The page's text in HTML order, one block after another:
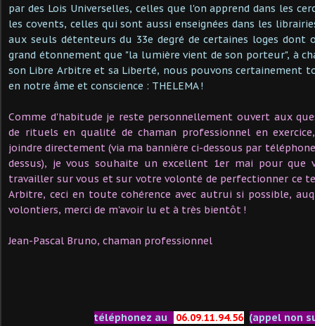
par des Lois Universelles, celles que l'on apprend dans les
les covents, celles qui sont aussi enseignées dans les
aux seuls détenteurs du 33e degré de certaines loges dont
grand étonnement que "la lumière vient de son porteur", à
son Libre Arbitre et sa Liberté, nous pouvons certainement
en notre âme et conscience : THELEMA !
Comme d'habitude je reste personnellement ouvert aux
de rituels en qualité de chaman professionnel en
joindre directement (via ma bannière ci-dessous par
dessus), je vous souhaite un excellent 1er mai pour que
travailler sur vous et sur votre volonté de perfectionner ce
Arbitre, ceci en toute cohérence avec autrui si possible,
volontiers, merci de m'avoir lu et à très bientôt !
Jean-Pascal Bruno, chaman professionnel
téléphonez au 06.09.11.94.56 (appel non